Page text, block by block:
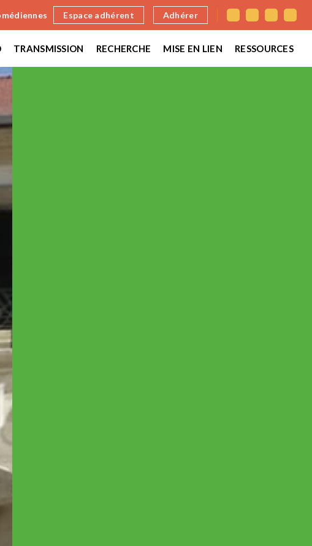
Espace adhérent Adhérer
TRANSMISSION RECHERCHE MISE EN LIEN RESSOURCES